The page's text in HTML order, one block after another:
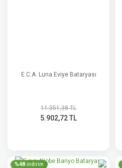
E.C.A. Luna Eviye Bataryası
11.351,38 TL
5.902,72 TL
%48 indirim